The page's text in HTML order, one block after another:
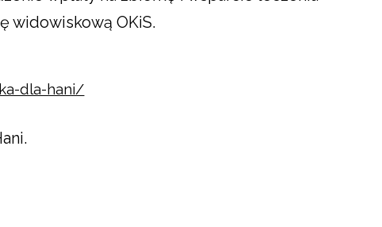
widowiskową OKiS.
dla-hani/